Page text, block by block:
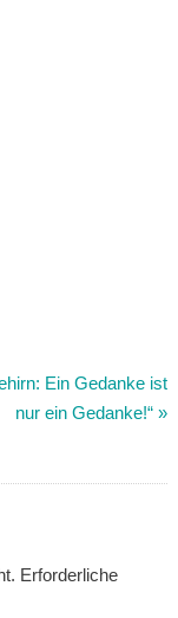
Ein Gedanke ist
nur ein Gedanke!“ »
Erforderliche